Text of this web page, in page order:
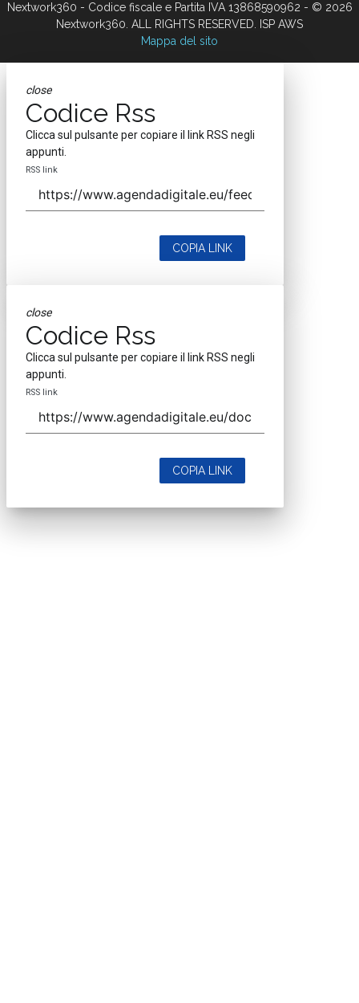
Nextwork360 - Codice fiscale e Partita IVA 13868590962 - © 2026
Nextwork360. ALL RIGHTS RESERVED. ISP AWS
Mappa del sito
close
Codice Rss
Clicca sul pulsante per copiare il link RSS negli
appunti.
RSS link
COPIA LINK
close
Codice Rss
Clicca sul pulsante per copiare il link RSS negli
appunti.
RSS link
COPIA LINK